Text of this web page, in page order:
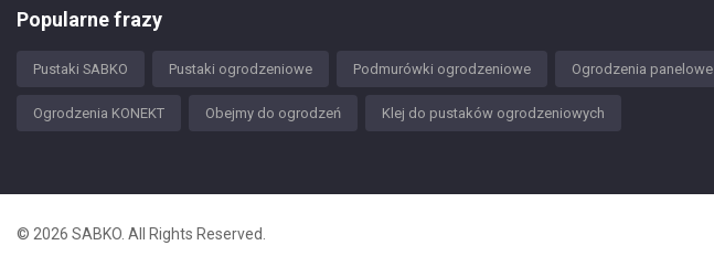
Popularne frazy
Pustaki SABKO Pustaki ogrodzeniowe Podmurówki ogrodzeniowe Ogrodzenia panelowe
Ogrodzenia KONEKT Obejmy do ogrodzeń Klej do pustaków ogrodzeniowych
© 2026 SABKO. All Rights Reserved.